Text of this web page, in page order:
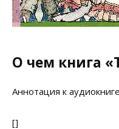
О чем книга
Аннотация к аудиокниге
[]